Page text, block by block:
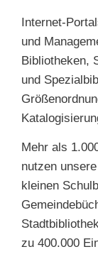
Internet-
und
Bibliotheken,
und
Mehr als
nutzen
kleinen
zu 400.000